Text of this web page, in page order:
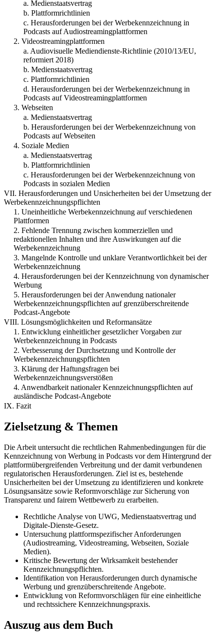
a. Medienstaatsvertrag
b. Plattformrichtlinien
c. Herausforderungen bei der Werbekennzeichnung in
Podcasts auf Audiostreamingplattformen
2. Videostreamingplattformen
a. Audiovisuelle Mediendienste-Richtlinie (2010/13/EU,
reformiert 2018)
b. Medienstaatsvertrag
c. Plattformrichtlinien
d. Herausforderungen bei der Werbekennzeichnung in
Podcasts auf Videostreamingplattformen
3. Webseiten
a. Medienstaatsvertrag
b. Herausforderungen bei der Werbekennzeichnung von
Podcasts auf Webseiten
4. Soziale Medien
a. Medienstaatsvertrag
b. Plattformrichtlinien
c. Herausforderungen bei der Werbekennzeichnung von
Podcasts in sozialen Medien
VII. Herausforderungen und Unsicherheiten bei der Umsetzung der
Werbekennzeichnungspflichten
1. Uneinheitliche Werbekennzeichnung auf verschiedenen
Plattformen
2. Fehlende Trennung zwischen kommerziellen und
redaktionellen Inhalten und ihre Auswirkungen auf die
Werbekennzeichnung
3. Mangelnde Kontrolle und unklare Verantwortlichkeit bei der
Werbekennzeichnung
4. Herausforderungen bei der Kennzeichnung von dynamischer
Werbung
5. Herausforderungen bei der Anwendung nationaler
Werbekennzeichnungspflichten auf grenzüberschreitende
Podcast-Angebote
VIII. Lösungsmöglichkeiten und Reformansätze
1. Entwicklung einheitlicher gesetzlicher Vorgaben zur
Werbekennzeichnung in Podcasts
2. Verbesserung der Durchsetzung und Kontrolle der
Werbekennzeichnungspflichten
3. Klärung der Haftungsfragen bei
Werbekennzeichnungsverstößen
4. Anwendbarkeit nationaler Kennzeichnungspflichten auf
ausländische Podcast-Angebote
IX. Fazit
Zielsetzung & Themen
Die Arbeit untersucht die rechtlichen Rahmenbedingungen für die
Kennzeichnung von Werbung in Podcasts vor dem Hintergrund der
plattformübergreifenden Verbreitung und der damit verbundenen
regulatorischen Herausforderungen. Ziel ist es, bestehende
Unsicherheiten bei der Umsetzung zu identifizieren und konkrete
Lösungsansätze sowie Reformvorschläge zur Sicherung von
Transparenz und fairem Wettbewerb zu erarbeiten.
Rechtliche Analyse von UWG, Medienstaatsvertrag und
Digitale-Dienste-Gesetz.
Untersuchung plattformspezifischer Anforderungen
(Audiostreaming, Videostreaming, Webseiten, Soziale
Medien).
Kritische Bewertung der Wirksamkeit bestehender
Kennzeichnungspflichten.
Identifikation von Herausforderungen durch dynamische
Werbung und grenzüberschreitende Angebote.
Entwicklung von Reformvorschlägen für eine einheitliche
und rechtssichere Kennzeichnungspraxis.
Auszug aus dem Buch